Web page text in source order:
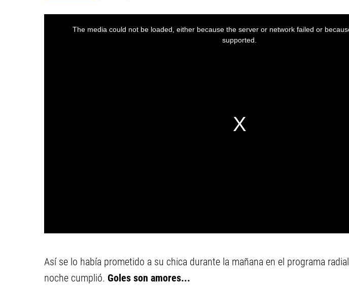
Así se lo había prometido a su chica durante la mañana en el programa radial
noche cumplió. Goles son amores...